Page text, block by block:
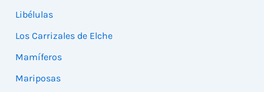
Libélulas
Los Carrizales de Elche
Mamíferos
Mariposas